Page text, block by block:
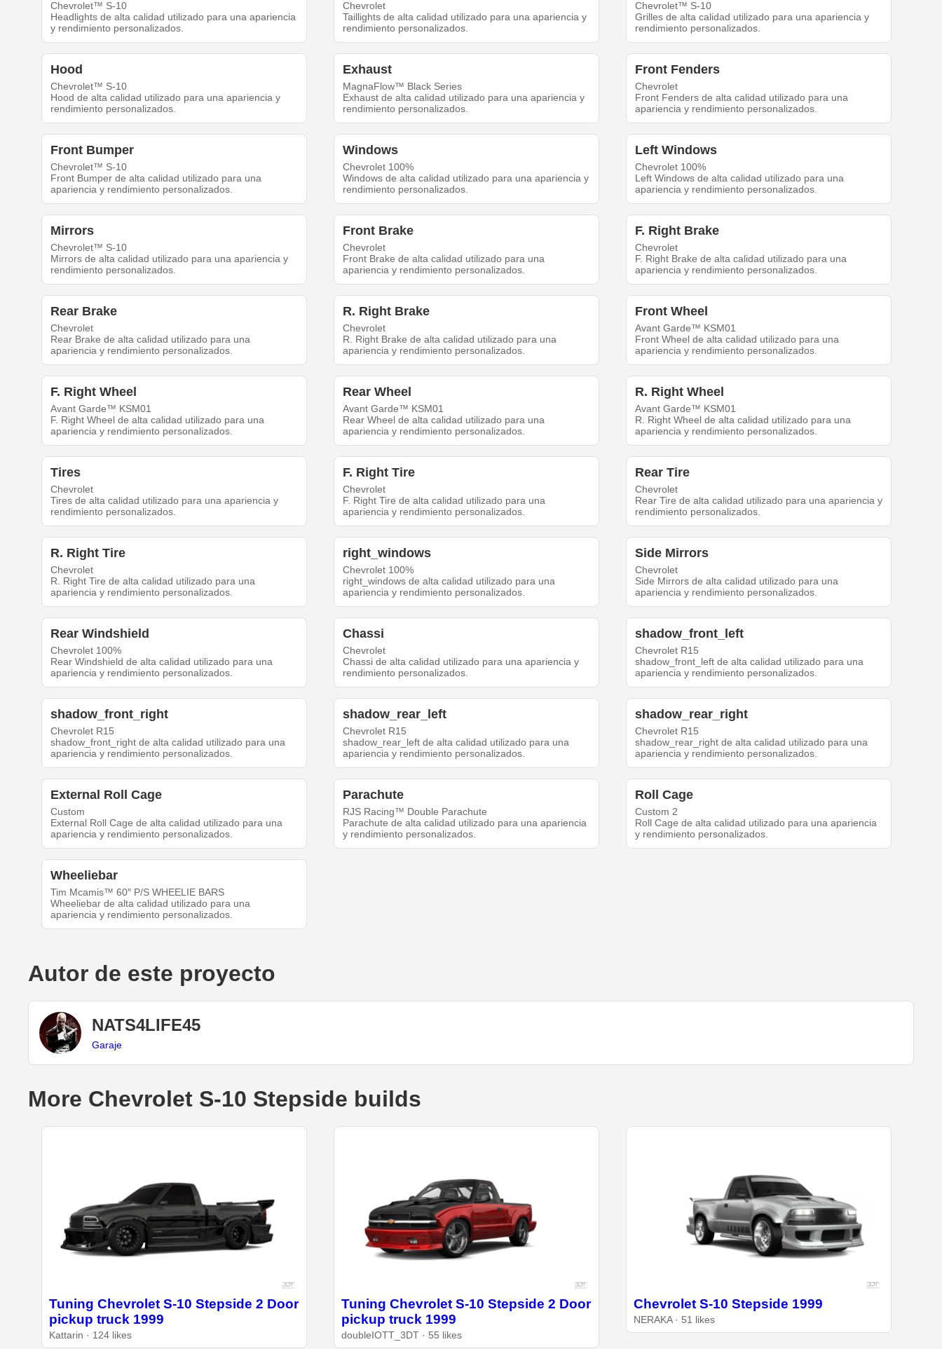
Chevrolet™ S-10
Headlights de alta calidad utilizado para una apariencia
y rendimiento personalizados.
Chevrolet
Taillights de alta calidad utilizado para una apariencia y
rendimiento personalizados.
Chevrolet™ S-10
Grilles de alta calidad utilizado para una apariencia y
rendimiento personalizados.
Hood
Chevrolet™ S-10
Hood de alta calidad utilizado para una apariencia y
rendimiento personalizados.
Exhaust
MagnaFlow™ Black Series
Exhaust de alta calidad utilizado para una apariencia y
rendimiento personalizados.
Front Fenders
Chevrolet
Front Fenders de alta calidad utilizado para una
apariencia y rendimiento personalizados.
Front Bumper
Chevrolet™ S-10
Front Bumper de alta calidad utilizado para una
apariencia y rendimiento personalizados.
Windows
Chevrolet 100%
Windows de alta calidad utilizado para una apariencia y
rendimiento personalizados.
Left Windows
Chevrolet 100%
Left Windows de alta calidad utilizado para una
apariencia y rendimiento personalizados.
Mirrors
Chevrolet™ S-10
Mirrors de alta calidad utilizado para una apariencia y
rendimiento personalizados.
Front Brake
Chevrolet
Front Brake de alta calidad utilizado para una
apariencia y rendimiento personalizados.
F. Right Brake
Chevrolet
F. Right Brake de alta calidad utilizado para una
apariencia y rendimiento personalizados.
Rear Brake
Chevrolet
Rear Brake de alta calidad utilizado para una
apariencia y rendimiento personalizados.
R. Right Brake
Chevrolet
R. Right Brake de alta calidad utilizado para una
apariencia y rendimiento personalizados.
Front Wheel
Avant Garde™ KSM01
Front Wheel de alta calidad utilizado para una
apariencia y rendimiento personalizados.
F. Right Wheel
Avant Garde™ KSM01
F. Right Wheel de alta calidad utilizado para una
apariencia y rendimiento personalizados.
Rear Wheel
Avant Garde™ KSM01
Rear Wheel de alta calidad utilizado para una
apariencia y rendimiento personalizados.
R. Right Wheel
Avant Garde™ KSM01
R. Right Wheel de alta calidad utilizado para una
apariencia y rendimiento personalizados.
Tires
Chevrolet
Tires de alta calidad utilizado para una apariencia y
rendimiento personalizados.
F. Right Tire
Chevrolet
F. Right Tire de alta calidad utilizado para una
apariencia y rendimiento personalizados.
Rear Tire
Chevrolet
Rear Tire de alta calidad utilizado para una apariencia y
rendimiento personalizados.
R. Right Tire
Chevrolet
R. Right Tire de alta calidad utilizado para una
apariencia y rendimiento personalizados.
right_windows
Chevrolet 100%
right_windows de alta calidad utilizado para una
apariencia y rendimiento personalizados.
Side Mirrors
Chevrolet
Side Mirrors de alta calidad utilizado para una
apariencia y rendimiento personalizados.
Rear Windshield
Chevrolet 100%
Rear Windshield de alta calidad utilizado para una
apariencia y rendimiento personalizados.
Chassi
Chevrolet
Chassi de alta calidad utilizado para una apariencia y
rendimiento personalizados.
shadow_front_left
Chevrolet R15
shadow_front_left de alta calidad utilizado para una
apariencia y rendimiento personalizados.
shadow_front_right
Chevrolet R15
shadow_front_right de alta calidad utilizado para una
apariencia y rendimiento personalizados.
shadow_rear_left
Chevrolet R15
shadow_rear_left de alta calidad utilizado para una
apariencia y rendimiento personalizados.
shadow_rear_right
Chevrolet R15
shadow_rear_right de alta calidad utilizado para una
apariencia y rendimiento personalizados.
External Roll Cage
Custom
External Roll Cage de alta calidad utilizado para una
apariencia y rendimiento personalizados.
Parachute
RJS Racing™ Double Parachute
Parachute de alta calidad utilizado para una apariencia
y rendimiento personalizados.
Roll Cage
Custom 2
Roll Cage de alta calidad utilizado para una apariencia
y rendimiento personalizados.
Wheeliebar
Tim Mcamis™ 60″ P/S WHEELIE BARS
Wheeliebar de alta calidad utilizado para una
apariencia y rendimiento personalizados.
Autor de este proyecto
NATS4LIFE45
Garaje
More Chevrolet S-10 Stepside builds
Tuning Chevrolet S-10 Stepside 2 Door
pickup truck 1999
Kattarin · 124 likes
Tuning Chevrolet S-10 Stepside 2 Door
pickup truck 1999
doubleIOTT_3DT · 55 likes
Chevrolet S-10 Stepside 1999
NERAKA · 51 likes